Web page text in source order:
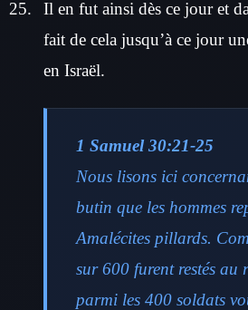
Il en fut ainsi dès ce jour et
fait de cela jusqu’à ce jour
en Israël.
1 Samuel 30:21-25
Nous lisons ici
butin que les hommes
Amalécites pillards.
sur 600 furent restés au
parmi les 400 soldats